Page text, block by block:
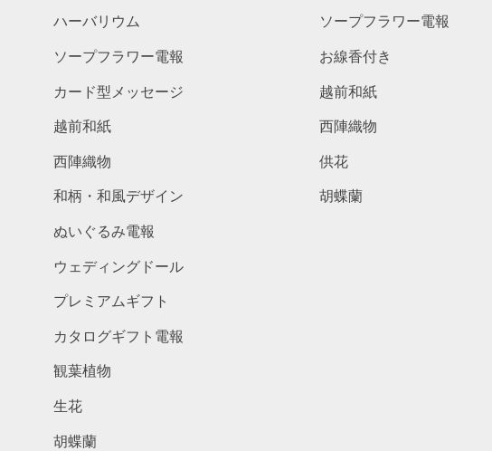
ハーバリウム
ソープフラワー電報
カード型メッセージ
越前和紙
西陣織物
和柄・和風デザイン
ぬいぐるみ電報
ウェディングドール
プレミアムギフト
カタログギフト電報
観葉植物
生花
胡蝶蘭
ソープフラワー電報
お線香付き
越前和紙
西陣織物
供花
胡蝶蘭